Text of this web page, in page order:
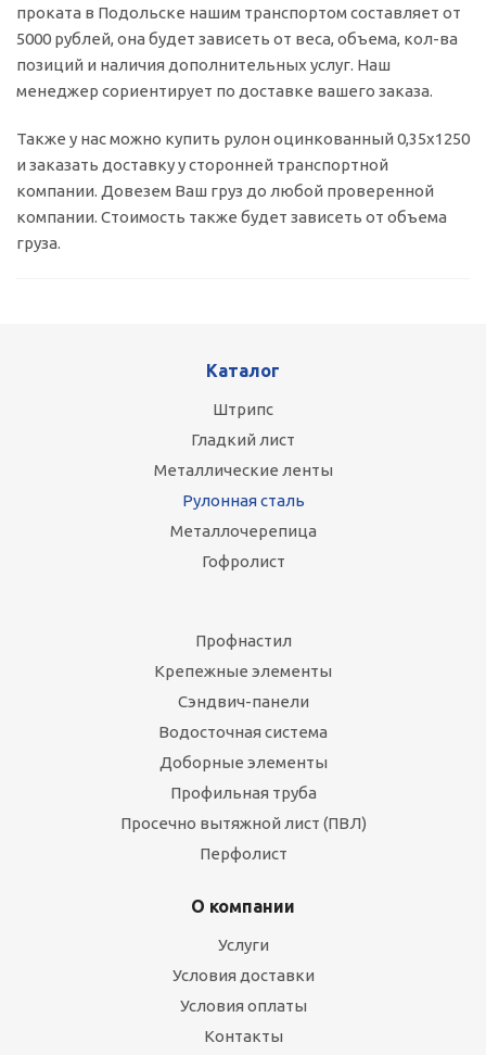
проката в Подольске нашим транспортом составляет от
5000 рублей, она будет зависеть от веса, объема, кол-ва
позиций и наличия дополнительных услуг. Наш
менеджер сориентирует по доставке вашего заказа.
Также у нас можно купить рулон оцинкованный 0,35х1250
и заказать доставку у сторонней транспортной
компании. Довезем Ваш груз до любой проверенной
компании. Стоимость также будет зависеть от объема
груза.
Каталог
Штрипс
Гладкий лист
Металлические ленты
Рулонная сталь
Металлочерепица
Гофролист
Профнастил
Крепежные элементы
Сэндвич-панели
Водосточная система
Доборные элементы
Профильная труба
Просечно вытяжной лист (ПВЛ)
Перфолист
О компании
Услуги
Условия доставки
Условия оплаты
Контакты